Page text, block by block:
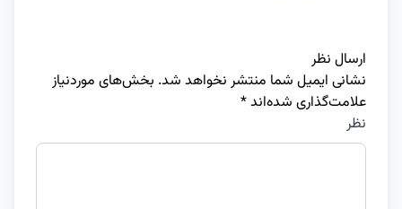
ارسال نظر
نشانی ایمیل شما منتشر نخواهد شد. بخش‌های موردنیاز
علامت‌گذاری شده‌اند*
نظر